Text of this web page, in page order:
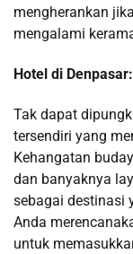
mengherankan
mengalami
Hotel di
Tak dapat
tersendiri yang
Kehangatan
dan banyaknya
sebagai destinasi
Anda
untuk